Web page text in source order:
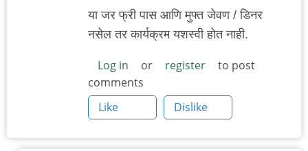
या जर फ्री पास आणि मुफ्त जेवण / डिनर
नसेल तर कार्यक्रम यशस्वी होत नाही.
Log in or register
to post
comments
Like
Dislike